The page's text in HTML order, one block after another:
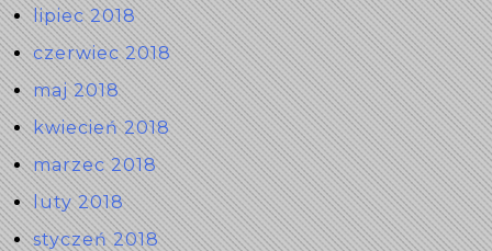
lipiec 2018
czerwiec 2018
maj 2018
kwiecień 2018
marzec 2018
luty 2018
styczeń 2018